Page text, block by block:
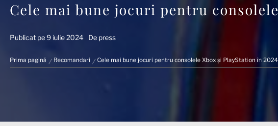
Cele mai bune jocuri pentru
Publicat pe9 iulie 2024 De press
Prima pagină Recomandari Cele mai bune jocuri pentru consolele Xbox și PlayStation în 2024